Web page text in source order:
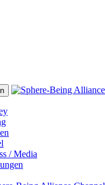
/ Media